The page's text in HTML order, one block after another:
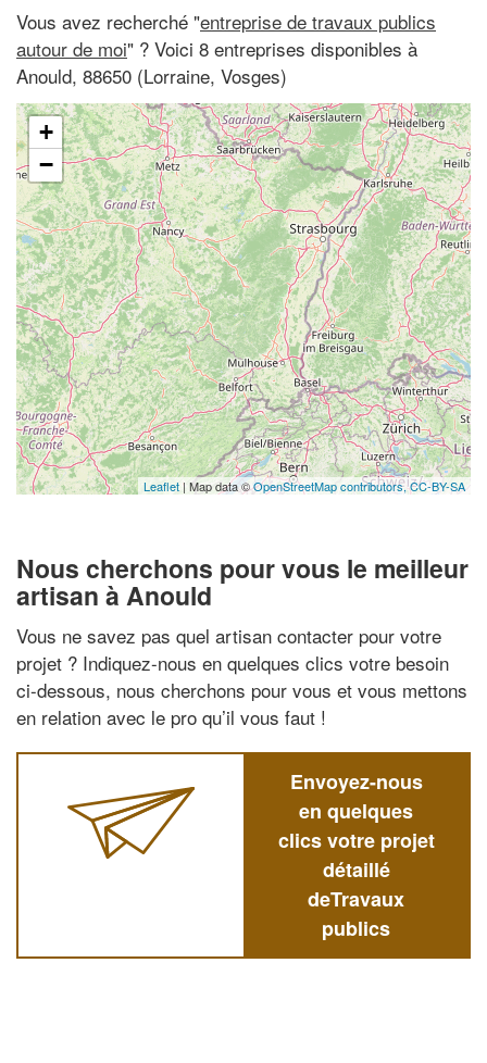
Vous avez recherché "entreprise de travaux publics
autour de moi" ? Voici 8 entreprises disponibles à
Anould, 88650 (Lorraine, Vosges)
+
−
Leaflet | Map data ©OpenStreetMap contributors,CC-BY-SA
Nous cherchons pour vous le meilleur
artisan à Anould
Vous ne savez pas quel artisan contacter pour votre
projet ? Indiquez-nous en quelques clics votre besoin
ci-dessous, nous cherchons pour vous et vous mettons
en relation avec le pro qu’il vous faut !
Envoyez-nous
en quelques
clics votre projet
détaillé
deTravaux
publics